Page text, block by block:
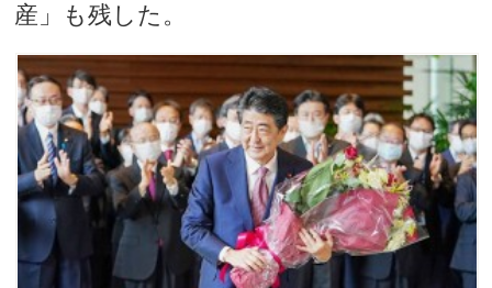
産」も残した。